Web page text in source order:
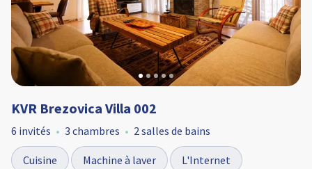
KVR Brezovica Villa 002
6 invités 3 chambres 2 salles de bains
Cuisine Machine à laver L'Internet